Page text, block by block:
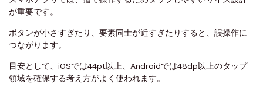
が重要です。
ボタンが小さすぎたり、要素同士が近すぎたりすると、誤操作に
つながります。
目安として、iOSでは44pt以上、Androidでは48dp以上のタップ
領域を確保する考え方がよく使われます。